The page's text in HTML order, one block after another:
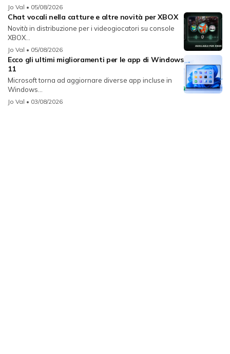
Jo Val • 05/08/2026
Chat vocali nella catture e altre novità per XBOX
Novità in distribuzione per i videogiocatori su console
XBOX...
Jo Val • 05/08/2026
Ecco gli ultimi miglioramenti per le app di Windows
11
Microsoft torna ad aggiornare diverse app incluse in
Windows...
Jo Val • 03/08/2026